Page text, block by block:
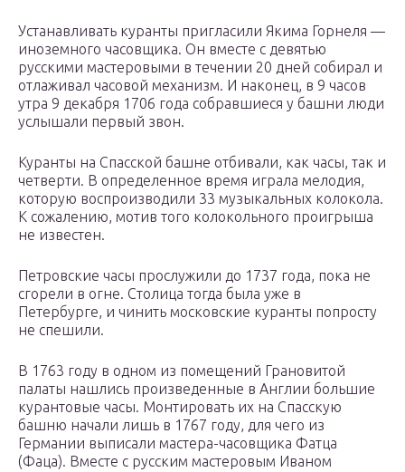
Устанавливать куранты пригласили Якима Горнеля —
иноземного часовщика. Он вместе с девятью
русскими мастеровыми в течении 20 дней собирал и
отлаживал часовой механизм. И наконец, в 9 часов
утра 9 декабря 1706 года собравшиеся у башни люди
услышали первый звон.
Куранты на Спасской башне отбивали, как часы, так и
четверти. В определенное время играла мелодия,
которую воспроизводили 33 музыкальных колокола.
К сожалению, мотив того колокольного проигрыша
не известен.
Петровские часы прослужили до 1737 года, пока не
сгорели в огне. Столица тогда была уже в
Петербурге, и чинить московские куранты попросту
не спешили.
В 1763 году в одном из помещений Грановитой
палаты нашлись произведенные в Англии большие
курантовые часы. Монтировать их на Спасскую
башню начали лишь в 1767 году, для чего из
Германии выписали мастера-часовщика Фатца
(Фаца). Вместе с русским мастеровым Иваном